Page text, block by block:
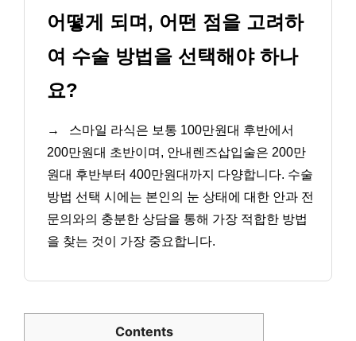
어떻게 되며, 어떤 점을 고려하
여 수술 방법을 선택해야 하나
요?
→
스마일 라식은 보통 100만원대 후반에서
200만원대 초반이며, 안내렌즈삽입술은 200만
원대 후반부터 400만원대까지 다양합니다. 수술
방법 선택 시에는 본인의 눈 상태에 대한 안과 전
문의와의 충분한 상담을 통해 가장 적합한 방법
을 찾는 것이 가장 중요합니다.
Contents